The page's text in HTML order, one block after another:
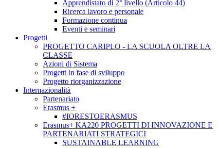
Apprendistato di 2° livello (Articolo 44)
Ricerca lavoro e personale
Formazione continua
Eventi e seminari
Progetti
PROGETTO CARIPLO - LA SCUOLA OLTRE LA
CLASSE
Azioni di Sistema
Progetti in fase di sviluppo
Progetto riorganizzazione
Internazionalità
Partenariato
Erasmus +
#IORESTOERASMUS
Erasmus+ KA220 PROGETTI DI INNOVAZIONE E
PARTENARIATI STRATEGICI
SUSTAINABLE LEARNING